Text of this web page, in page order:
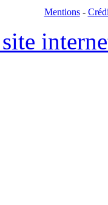
Mentions-